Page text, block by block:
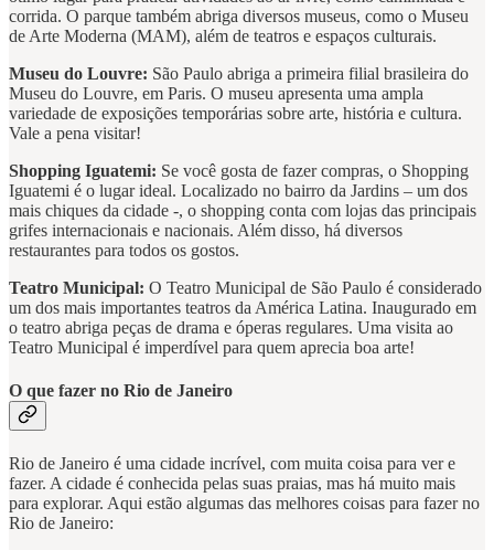
corrida. O parque também abriga diversos museus, como o Museu
de Arte Moderna (MAM), além de teatros e espaços culturais.
Museu do Louvre: São Paulo abriga a primeira filial brasileira do
Museu do Louvre, em Paris. O museu apresenta uma ampla
variedade de exposições temporárias sobre arte, história e cultura.
Vale a pena visitar!
Shopping Iguatemi: Se você gosta de fazer compras, o Shopping
Iguatemi é o lugar ideal. Localizado no bairro da Jardins – um dos
mais chiques da cidade -, o shopping conta com lojas das principais
grifes internacionais e nacionais. Além disso, há diversos
restaurantes para todos os gostos.
Teatro Municipal: O Teatro Municipal de São Paulo é considerado
um dos mais importantes teatros da América Latina. Inaugurado em
o teatro abriga peças de drama e óperas regulares. Uma visita ao
Teatro Municipal é imperdível para quem aprecia boa arte!
O que fazer no Rio de Janeiro
Rio de Janeiro é uma cidade incrível, com muita coisa para ver e
fazer. A cidade é conhecida pelas suas praias, mas há muito mais
para explorar. Aqui estão algumas das melhores coisas para fazer no
Rio de Janeiro: